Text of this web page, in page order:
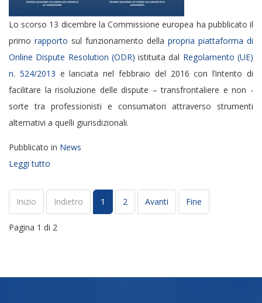
Lo scorso 13 dicembre la Commissione europea ha pubblicato il
primo rapporto sul funzionamento della propria piattaforma di
Online Dispute Resolution (ODR) istituita dal Regolamento (UE)
n. 524/2013 e lanciata nel febbraio del 2016 con l’intento di
facilitare la risoluzione delle dispute – transfrontaliere e non -
sorte tra professionisti e consumatori attraverso strumenti
alternativi a quelli giurisdizionali.
Pubblicato in News
Leggi tutto
Inizio Indietro 1 2 Avanti Fine
Pagina 1 di 2